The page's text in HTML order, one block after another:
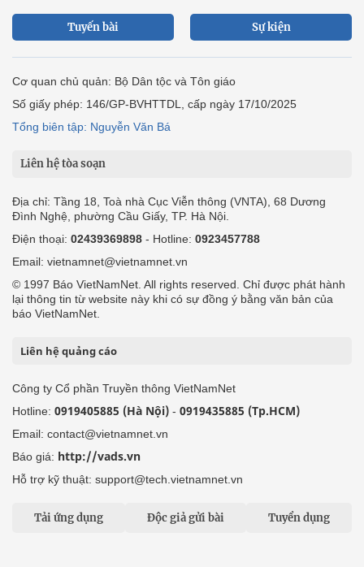
Tuyến bài Sự kiện
Cơ quan chủ quản: Bộ Dân tộc và Tôn giáo
Số giấy phép: 146/GP-BVHTTDL, cấp ngày 17/10/2025
Tổng biên tập: Nguyễn Văn Bá
Liên hệ tòa soạn
Địa chỉ: Tầng 18, Toà nhà Cục Viễn thông (VNTA), 68 Dương
Đình Nghệ, phường Cầu Giấy, TP. Hà Nội.
Điện thoại: 02439369898 - Hotline: 0923457788
Email: vietnamnet@vietnamnet.vn
© 1997 Báo VietNamNet. All rights reserved. Chỉ được phát hành
lại thông tin từ website này khi có sự đồng ý bằng văn bản của
báo VietNamNet.
Liên hệ quảng cáo
Công ty Cổ phần Truyền thông VietNamNet
Hotline: 0919405885 (Hà Nội) - 0919435885 (Tp.HCM)
Email: contact@vietnamnet.vn
Báo giá: http://vads.vn
Hỗ trợ kỹ thuật: support@tech.vietnamnet.vn
Tải ứng dụng Độc giả gửi bài Tuyển dụng